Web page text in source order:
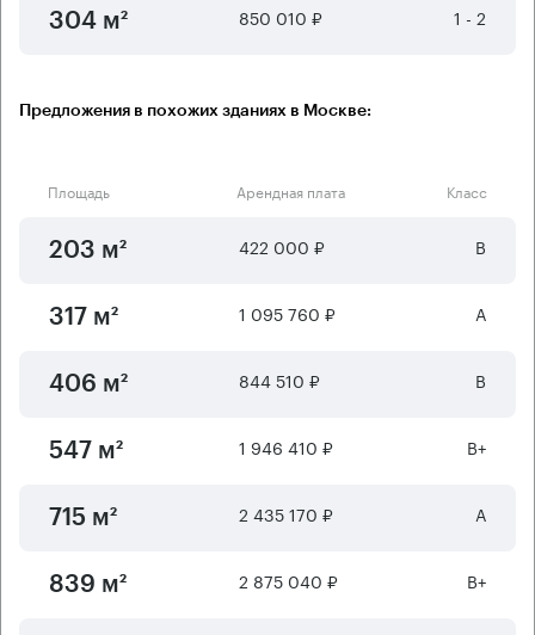
304 м² 850 010 ₽ 1 - 2
Предложения в похожих зданиях в Москве:
Площадь Арендная плата Класс
203 м² 422 000 ₽ B
317 м² 1 095 760 ₽ А
406 м² 844 510 ₽ B
547 м² 1 946 410 ₽ B+
715 м² 2 435 170 ₽ А
839 м² 2 875 040 ₽ B+